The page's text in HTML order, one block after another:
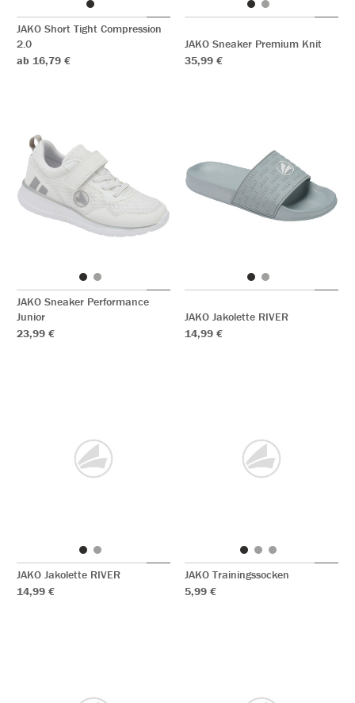
JAKO Short Tight Compression
2.0
ab 16,79 €
JAKO Sneaker Premium Knit
35,99 €
JAKO Sneaker Performance
Junior
23,99 €
JAKO Jakolette RIVER
14,99 €
JAKO Jakolette RIVER
14,99 €
JAKO Trainingssocken
5,99 €